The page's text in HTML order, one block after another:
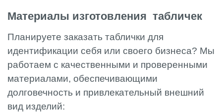
Материалы изготовления табличек
Планируете заказать таблички для
идентификации себя или своего бизнеса? Мы
работаем с качественными и проверенными
материалами, обеспечивающими
долговечность и привлекательный внешний
вид изделий: